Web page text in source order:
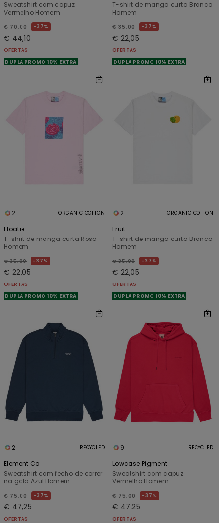
Sweatshirt com capuz
Vermelho Homem
€ 70,00 37%
€ 44,10
OFERTAS
DUPLA PROMO 10% EXTRA
T-shirt de manga curta Branco
Homem
€ 35,00 37%
€ 22,05
OFERTAS
DUPLA PROMO 10% EXTRA
2 ORGANIC COTTON
Floatie
T-shirt de manga curta Rosa
Homem
€ 35,00 37%
€ 22,05
OFERTAS
DUPLA PROMO 10% EXTRA
2 ORGANIC COTTON
Fruit
T-shirt de manga curta Branco
Homem
€ 35,00 37%
€ 22,05
OFERTAS
DUPLA PROMO 10% EXTRA
2 RECYCLED
Element Co
Sweatshirt com fecho de correr
na gola Azul Homem
€ 75,00 37%
€ 47,25
OFERTAS
9 RECYCLED
Lowcase Pigment
Sweatshirt com capuz
Vermelho Homem
€ 75,00 37%
€ 47,25
OFERTAS